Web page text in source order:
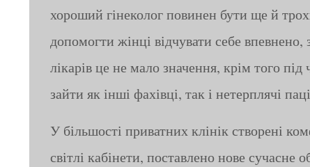
хороший гінеколог повинен бути ще й
допомогти жінці відчувати себе
лікарів це не мало значення, крім того
зайти як інші фахівці, так і нетерплячі
У більшості приватних клінік створені
світлі кабінети, поставлено нове сучасне